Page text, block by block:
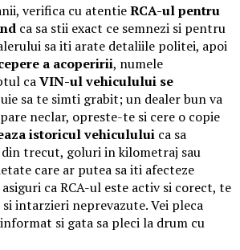
verifica cu atentieRCA-ul pentru
ca sa stii exact ce semnezi si pentru
sa iti arate detaliile politei, apoi
a acoperirii, numele
caVIN-ul vehiculului se
sa te simti grabit; un dealer bun va
neclar, opreste-te si cere o copie
istoricul vehiculului ca sa
trecut, goluri in kilometraj sau
care ar putea sa iti afecteze
ca RCA-ul este activ si corect, te
intarzieri neprevazute. Vei pleca
si gata sa pleci la drum cu